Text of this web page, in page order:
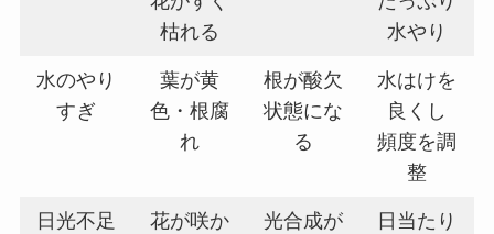
枯れる
水やり
水のやり
すぎ
葉が黄
色・根腐
れ
根が酸欠
状態にな
る
水はけを
良くし
頻度を調
整
日光不足
花が咲か
光合成が
日当たり